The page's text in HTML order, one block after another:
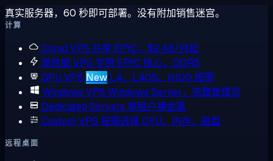
真实服务器，60 秒即可部署。没有附加销售迷宫。
计算
Cloud VPS 共享 EPYC，$2.48/月起
高性能 VPS 专用 EPYC 核心，DDR5
GPU VPS New L4、L40S、H100 按需
Windows VPS Windows Server，完整管理员
Dedicated Servers 单租户裸金属
Custom VPS 按需选择 CPU、内存、磁盘
远程桌面